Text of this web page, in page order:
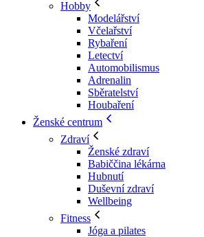
Hobby
Modelářství
Včelařství
Rybaření
Letectví
Automobilismus
Adrenalin
Sběratelství
Houbaření
Ženské centrum
Zdraví
Ženské zdraví
Babiččina lékárna
Hubnutí
Duševní zdraví
Wellbeing
Fitness
Jóga a pilates